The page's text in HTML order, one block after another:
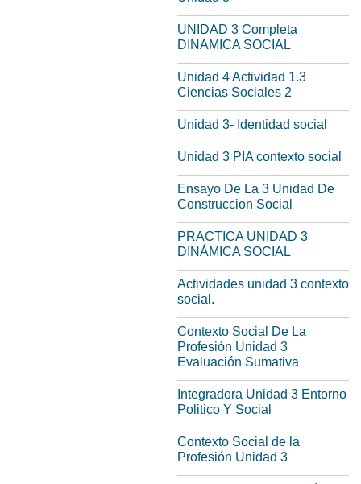
UNIDAD 3 Completa
DINAMICA SOCIAL
Unidad 4 Actividad 1.3
Ciencias Sociales 2
Unidad 3- Identidad social
Unidad 3 PIA contexto social
Ensayo De La 3 Unidad De
Construccion Social
PRACTICA UNIDAD 3
DINÁMICA SOCIAL
Actividades unidad 3 contexto
social.
Contexto Social De La
Profesión Unidad 3
Evaluación Sumativa
Integradora Unidad 3 Entorno
Politico Y Social
Contexto Social de la
Profesión Unidad 3